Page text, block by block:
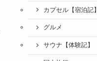
カプセル【宿泊記】
グルメ
サウナ【体験記】